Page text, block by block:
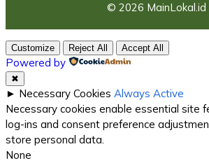
© 2026 MainLokal.id
Customize Reject All Accept All
Powered by
✖
► Necessary Cookies Always Active
Necessary cookies enable essential site
log-ins and consent preference
store personal data.
None